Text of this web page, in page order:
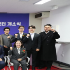
로벌 공급망 기술 수
벌 시장에서의 경쟁
정에서 우리 센터가
할 수 있도록 최선을
회가 지역 글로벌 공
중요한 발판이 될
다고 25일 밝혔다.'
이터다. 경제, 교통,
하는 데이터는 대부
측정 기준 등 외부 환
계열 데이터 학습에서
의 주요 원인이다.